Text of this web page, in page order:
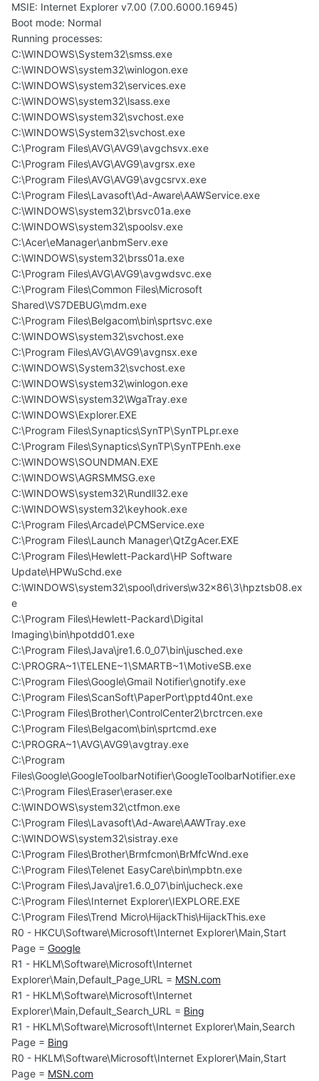
MSIE: Internet Explorer v7.00 (7.00.6000.16945)
Boot mode: Normal
Running processes:
C:\WINDOWS\System32\smss.exe
C:\WINDOWS\system32\winlogon.exe
C:\WINDOWS\system32\services.exe
C:\WINDOWS\system32\lsass.exe
C:\WINDOWS\system32\svchost.exe
C:\WINDOWS\System32\svchost.exe
C:\Program Files\AVG\AVG9\avgchsvx.exe
C:\Program Files\AVG\AVG9\avgrsx.exe
C:\Program Files\AVG\AVG9\avgcsrvx.exe
C:\Program Files\Lavasoft\Ad-Aware\AAWService.exe
C:\WINDOWS\system32\brsvc01a.exe
C:\WINDOWS\system32\spoolsv.exe
C:\Acer\eManager\anbmServ.exe
C:\WINDOWS\system32\brss01a.exe
C:\Program Files\AVG\AVG9\avgwdsvc.exe
C:\Program Files\Common Files\Microsoft
Shared\VS7DEBUG\mdm.exe
C:\Program Files\Belgacom\bin\sprtsvc.exe
C:\WINDOWS\system32\svchost.exe
C:\Program Files\AVG\AVG9\avgnsx.exe
C:\WINDOWS\System32\svchost.exe
C:\WINDOWS\system32\winlogon.exe
C:\WINDOWS\system32\WgaTray.exe
C:\WINDOWS\Explorer.EXE
C:\Program Files\Synaptics\SynTP\SynTPLpr.exe
C:\Program Files\Synaptics\SynTP\SynTPEnh.exe
C:\WINDOWS\SOUNDMAN.EXE
C:\WINDOWS\AGRSMMSG.exe
C:\WINDOWS\system32\Rundll32.exe
C:\WINDOWS\system32\keyhook.exe
C:\Program Files\Arcade\PCMService.exe
C:\Program Files\Launch Manager\QtZgAcer.EXE
C:\Program Files\Hewlett-Packard\HP Software
Update\HPWuSchd.exe
C:\WINDOWS\system32\spool\drivers\w32x86\3\hpztsb08.ex
e
C:\Program Files\Hewlett-Packard\Digital
Imaging\bin\hpotdd01.exe
C:\Program Files\Java\jre1.6.0_07\bin\jusched.exe
C:\PROGRA~1\TELENE~1\SMARTB~1\MotiveSB.exe
C:\Program Files\Google\Gmail Notifier\gnotify.exe
C:\Program Files\ScanSoft\PaperPort\pptd40nt.exe
C:\Program Files\Brother\ControlCenter2\brctrcen.exe
C:\Program Files\Belgacom\bin\sprtcmd.exe
C:\PROGRA~1\AVG\AVG9\avgtray.exe
C:\Program
Files\Google\GoogleToolbarNotifier\GoogleToolbarNotifier.exe
C:\Program Files\Eraser\eraser.exe
C:\WINDOWS\system32\ctfmon.exe
C:\Program Files\Lavasoft\Ad-Aware\AAWTray.exe
C:\WINDOWS\system32\sistray.exe
C:\Program Files\Brother\Brmfcmon\BrMfcWnd.exe
C:\Program Files\Telenet EasyCare\bin\mpbtn.exe
C:\Program Files\Java\jre1.6.0_07\bin\jucheck.exe
C:\Program Files\Internet Explorer\IEXPLORE.EXE
C:\Program Files\Trend Micro\HijackThis\HijackThis.exe
R0 - HKCU\Software\Microsoft\Internet Explorer\Main,Start
Page = Google
R1 - HKLM\Software\Microsoft\Internet
Explorer\Main,Default_Page_URL = MSN.com
R1 - HKLM\Software\Microsoft\Internet
Explorer\Main,Default_Search_URL = Bing
R1 - HKLM\Software\Microsoft\Internet Explorer\Main,Search
Page = Bing
R0 - HKLM\Software\Microsoft\Internet Explorer\Main,Start
Page = MSN.com